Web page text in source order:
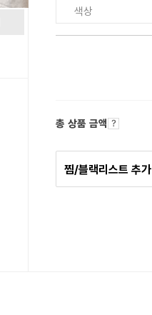
색상
총 상품 금액
찜/블랙리스트 추가